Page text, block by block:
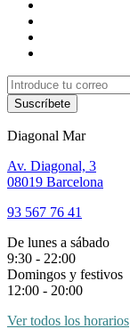
Suscríbete
Diagonal Mar
Av. Diagonal, 3
08019 Barcelona
93 567 76 41
De lunes a sábado
9:30 - 22:00
Domingos y festivos
12:00 - 20:00
Ver todos los horarios